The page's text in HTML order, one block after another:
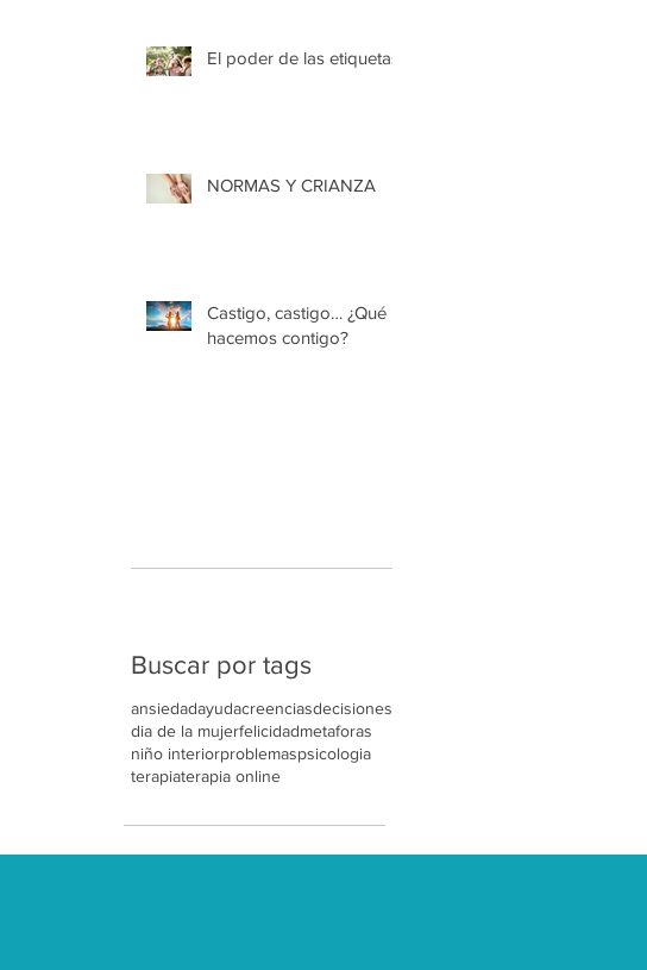
El poder de las etiquetas
NORMAS Y CRIANZA
Castigo, castigo… ¿Qué
hacemos contigo?
Buscar por tags
ansiedadayudacreenciasdecisiones
dia de la mujerfelicidadmetaforas
niño interiorproblemaspsicologia
terapiaterapia online